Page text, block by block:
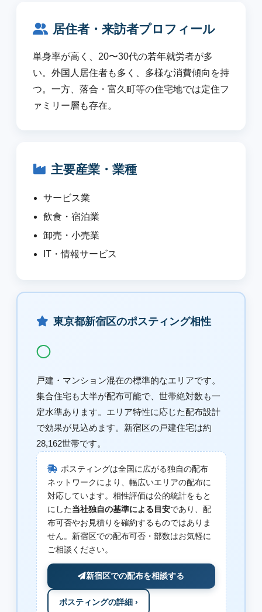
居住者・来訪者プロフィール
単身率が高く、20〜30代の若年就労者が多
い。外国人居住者も多く、多様な消費傾向を持
つ。一方、落合・富久町等の住宅地では定住フ
ァミリー層も存在。
主要産業・業種
サービス業
飲食・宿泊業
卸売・小売業
IT・情報サービス
東京都新宿区のポスティング相性
◯
戸建・マンション混在の標準的なエリアです。
集合住宅も大半が配布可能で、世帯絶対数も一
定水準あります。エリア特性に応じた配布設計
で効果が見込めます。新宿区の戸建住宅は約
28,162世帯です。
ポスティングは全国に広がる独自の配布
ネットワークにより、幅広いエリアの配布に
対応しています。相性評価は公的統計をもと
にした当社独自の基準による目安であり、配
布可否やお見積りを確約するものではありま
せん。新宿区での配布可否・部数はお気軽に
ご相談ください。
新宿区での配布を相談する
ポスティングの詳細 ›